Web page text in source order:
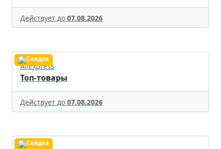
Действует до 07.08.2026
AliExpress
Топ-товары
Действует до 07.08.2026